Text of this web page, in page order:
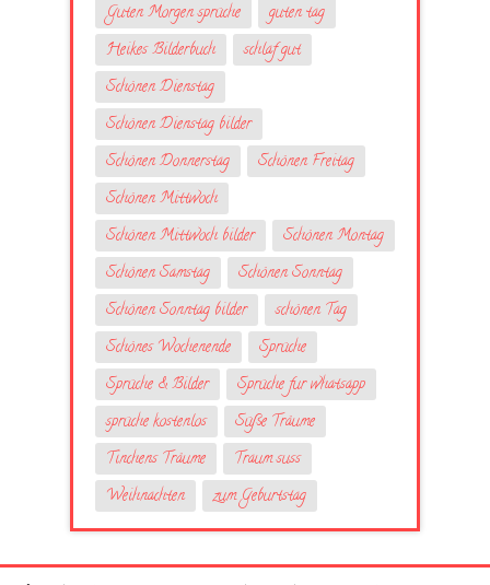
Guten Morgen sprüche
guten tag
Heikes Bilderbuch
schlaf gut
Schönen Dienstag
Schönen Dienstag bilder
Schönen Donnerstag
Schönen Freitag
Schönen Mittwoch
Schönen Mittwoch bilder
Schönen Montag
Schönen Samstag
Schönen Sonntag
Schönen Sonntag bilder
schönen Tag
Schönes Wochenende
Sprüche
Sprüche & Bilder
Sprüche fur whatsapp
sprüche kostenlos
Süße Träume
Tinchens Träume
Traum suss
Weihnachten
zum Geburtstag